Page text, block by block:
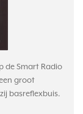
de Smart Radio
groot
basreflexbuis.